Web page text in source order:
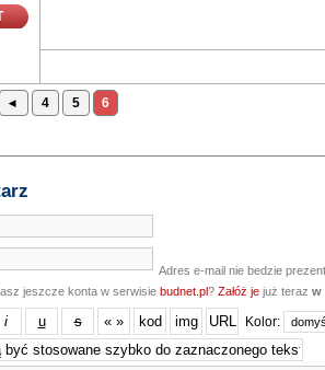
◂ 4 5 6
Adres e-mail nie bedzie
jeszcze konta w serwisie budnet.pl? Załóż je już teraz w
Kolor: